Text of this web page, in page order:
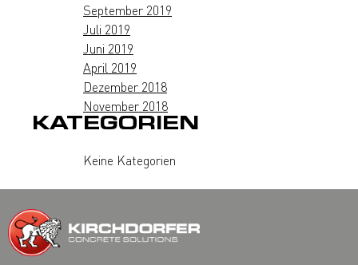
September 2019
Juli 2019
Juni 2019
April 2019
Dezember 2018
November 2018
KATEGORIEN
Keine Kategorien